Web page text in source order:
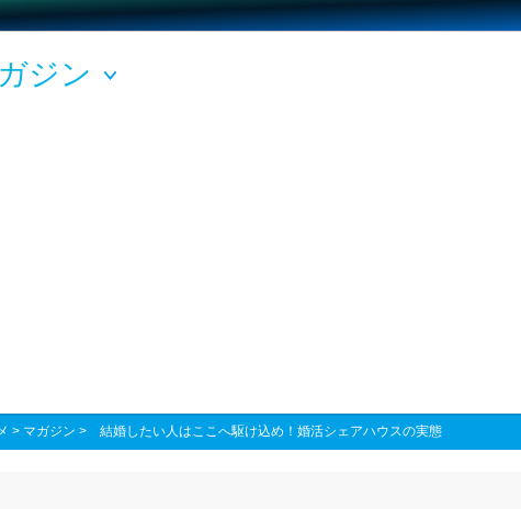
ジン
> マガジン > 結婚したい人はここへ駆け込め！婚活シェアハウスの実態